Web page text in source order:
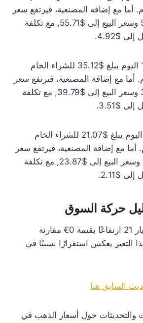
الخام. أما مع إضافة المصنعية، فيرتفع سعر
الشراء إلى $54.08 وسعر البيع إلى $55.71, مع تكلفة
$4.92.
سعر الذهب عيار 10 اليوم يبلغ $35.12 للشراء الخام
الخام. أما مع إضافة المصنعية، فيرتفع سعر
الشراء إلى $38.63 وسعر البيع إلى $39.79, مع تكلفة
$3.51.
سعر الذهب عيار 6 اليوم يبلغ $21.07 للشراء الخام
الخام. أما مع إضافة المصنعية، فيرتفع سعر
الشراء إلى $23.18 وسعر البيع إلى $23.87, مع تكلفة
$2.11.
حركة السوق
شهد سعر الذهب عيار 21 ارتفاعًا بقيمة 0€ مقارنة
التغير يعكس استقرارًا نسبيًا في
السابق هنا
والتحديثات حول أسعار الذهب في